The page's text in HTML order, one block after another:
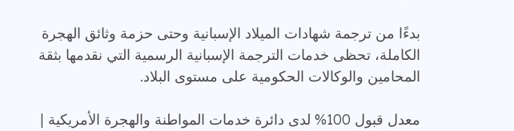
بدءًا من ترجمة شهادات الميلاد الإسبانية وحتى حزمة وثائق الهجرة
الكاملة، تحظى خدمات الترجمة الإسبانية الرسمية التي نقدمها بثقة
المحامين والوكالات الحكومية على مستوى البلاد.
معدل قبول 100% لدى دائرة خدمات المواطنة والهجرة الأمريكية |